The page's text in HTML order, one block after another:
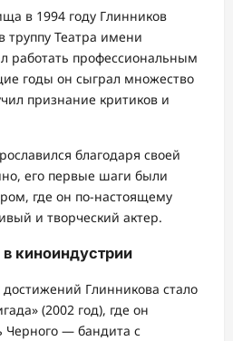
в 1994 году Глинников
труппу Театра имени
работать профессиональным
годы он сыграл множество
признание критиков и
благодаря своей
его первые шаги были
где он по-настоящему
и творческий актер.
киноиндустрии
Глинникова стало
(2002 год), где он
Черного — бандита с